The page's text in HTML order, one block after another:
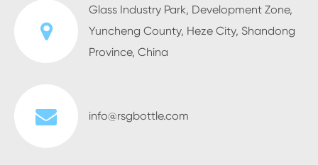
Glass Industry Park, Development Zone,
Yuncheng County, Heze City, Shandong
Province, China
info@rsgbottle.com